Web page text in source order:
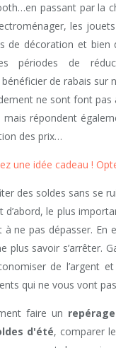
passant par la
les
de décoration et bien
périodes de
de rabais sur
ne sont font
mais répondent
des prix…
une idée cadeau !
des soldes sans se
d’abord, le plus
ne pas dépasser. En
plus savoir s’arrêter.
de l’argent
qui ne vous vont
faire un repérage
d'été, comparer